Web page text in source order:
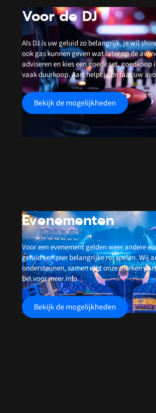
Voor de DJ
Als DJ is uw geluid zo belangrijk, je wil
ook gas kunnen geven wat later op de
adviseren en kies een goede set, goedkoop
vaak duurkoop. Aart helpt je en laat uw
Bekijk de mogelijkheden
Evenementen
Voor een evenement gelden weer andere
geluid een zeer belangrijke rol spelen. Wij
ondersteunen, samen met onze merken
bel voor meer info.
Bekijk de mogelijkheden